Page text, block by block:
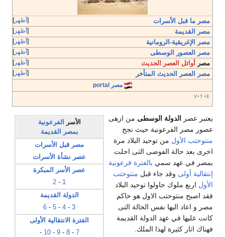
أظهر مصر ما قبل الأسرات
أظهر مصر القديمة
أظهر مصر الإغريقية-الرومانية
أظهر مصر العصور الوسطى
أظهر مصر أوائل العصر الحديث
أظهر مصر العصر الحديث المتأخر
مصر portal
v t e
الأسر
الفرعونية
بمصر القديمة
مصر قبل الأسرات
عصر نشأة الأسرات
عصر الأسر المبكرة
1
-
2
الدولة القديمة
3
-
4
-
5
-
6
الفترة الانتقالية الأولى
7
-
8
-
9
-
10
-
يعتبر عصر الدولة الوسطى من ازهى
عصور مصر الفرعونية حيث نجح
منتوحتب الأول من توحيد البلاد مرة
اخرى بعد حالة الفوضى التى احلت
بمصر في عهد سمي بالفترة فرعونية
إنتقالية أولى وقد جاء قبل منتوحتب
الأول اربع ملوك حاولوا توحيد البلاد
فقد اصبح منتوحتب الاول هو حاكم
مصر و اعاد اليها نفس الحالة التى
كانت عليها في عهد الدولة القديمة
فهناك اثار كثيرة لهذا الملك.